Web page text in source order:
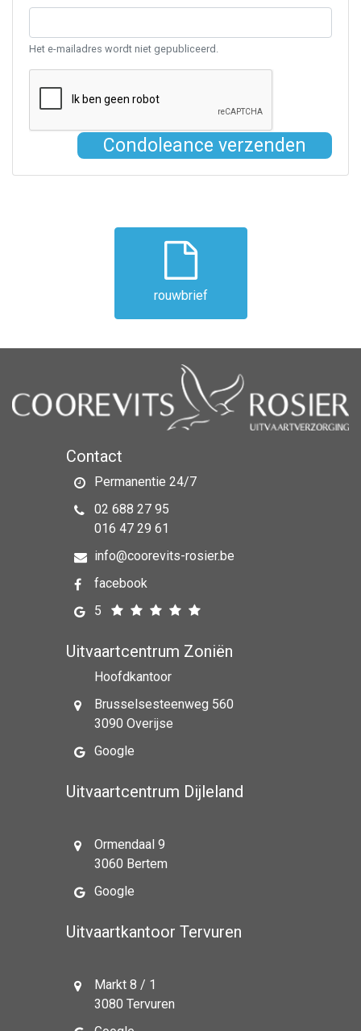
Het e-mailadres wordt niet gepubliceerd.
Condoleance verzenden
rouwbrief
Contact
Permanentie 24/7
02 688 27 95
016 47 29 61
info@coorevits-rosier.be
facebook
5
Uitvaartcentrum Zoniën
Hoofdkantoor
Brusselsesteenweg 560
3090 Overijse
Google
Uitvaartcentrum Dijleland
Ormendaal 9
3060 Bertem
Google
Uitvaartkantoor Tervuren
Markt 8 / 1
3080 Tervuren